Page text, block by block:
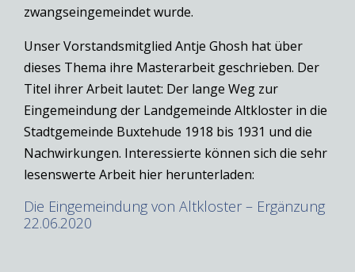
zwangseingemeindet wurde.
Unser Vorstandsmitglied Antje Ghosh hat über
dieses Thema ihre Masterarbeit geschrieben. Der
Titel ihrer Arbeit lautet: Der lange Weg zur
Eingemeindung der Landgemeinde Altkloster in die
Stadtgemeinde Buxtehude 1918 bis 1931 und die
Nachwirkungen. Interessierte können sich die sehr
lesenswerte Arbeit hier herunterladen:
Die Eingemeindung von Altkloster – Ergänzung
22.06.2020